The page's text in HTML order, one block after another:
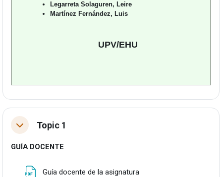
Legarreta Solaguren, Leire
Martínez Fernández, Luis
UPV/EHU
TolestuTopic 1
GUÍA DOCENTE
Guía docente de la asignatura